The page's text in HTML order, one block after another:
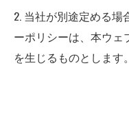
2. 当社が別途定める
ーポリシーは、本ウェ
を生じるものとします。